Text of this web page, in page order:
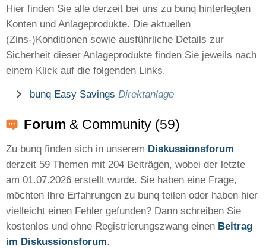
Hier finden Sie alle derzeit bei uns zu bunq hinterlegten
Konten und Anlageprodukte. Die aktuellen
(Zins-)Konditionen sowie ausführliche Details zur
Sicherheit dieser Anlageprodukte finden Sie jeweils nach
einem Klick auf die folgenden Links.
bunq Easy Savings Direktanlage
Forum & Community (59)
Zu bunq finden sich in unserem Diskussionsforum
derzeit 59 Themen mit 204 Beiträgen, wobei der letzte
am 01.07.2026 erstellt wurde. Sie haben eine Frage,
möchten Ihre Erfahrungen zu bunq teilen oder haben hier
vielleicht einen Fehler gefunden? Dann schreiben Sie
kostenlos und ohne Registrierungszwang einen Beitrag
im Diskussionsforum.